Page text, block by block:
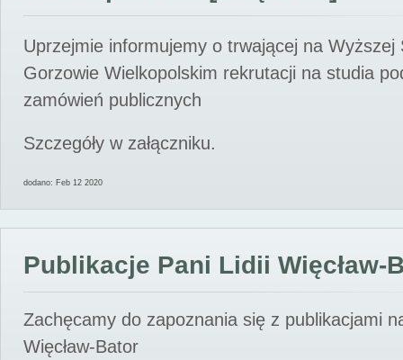
Uprzejmie informujemy o trwającej na Wyższej
Gorzowie Wielkopolskim rekrutacji na studia
zamówień publicznych
Szczegóły w załączniku.
dodano: Feb 12 2020
Publikacje Pani Lidii Więcław-
Zachęcamy do zapoznania się z publikacjami
Więcław-Bator